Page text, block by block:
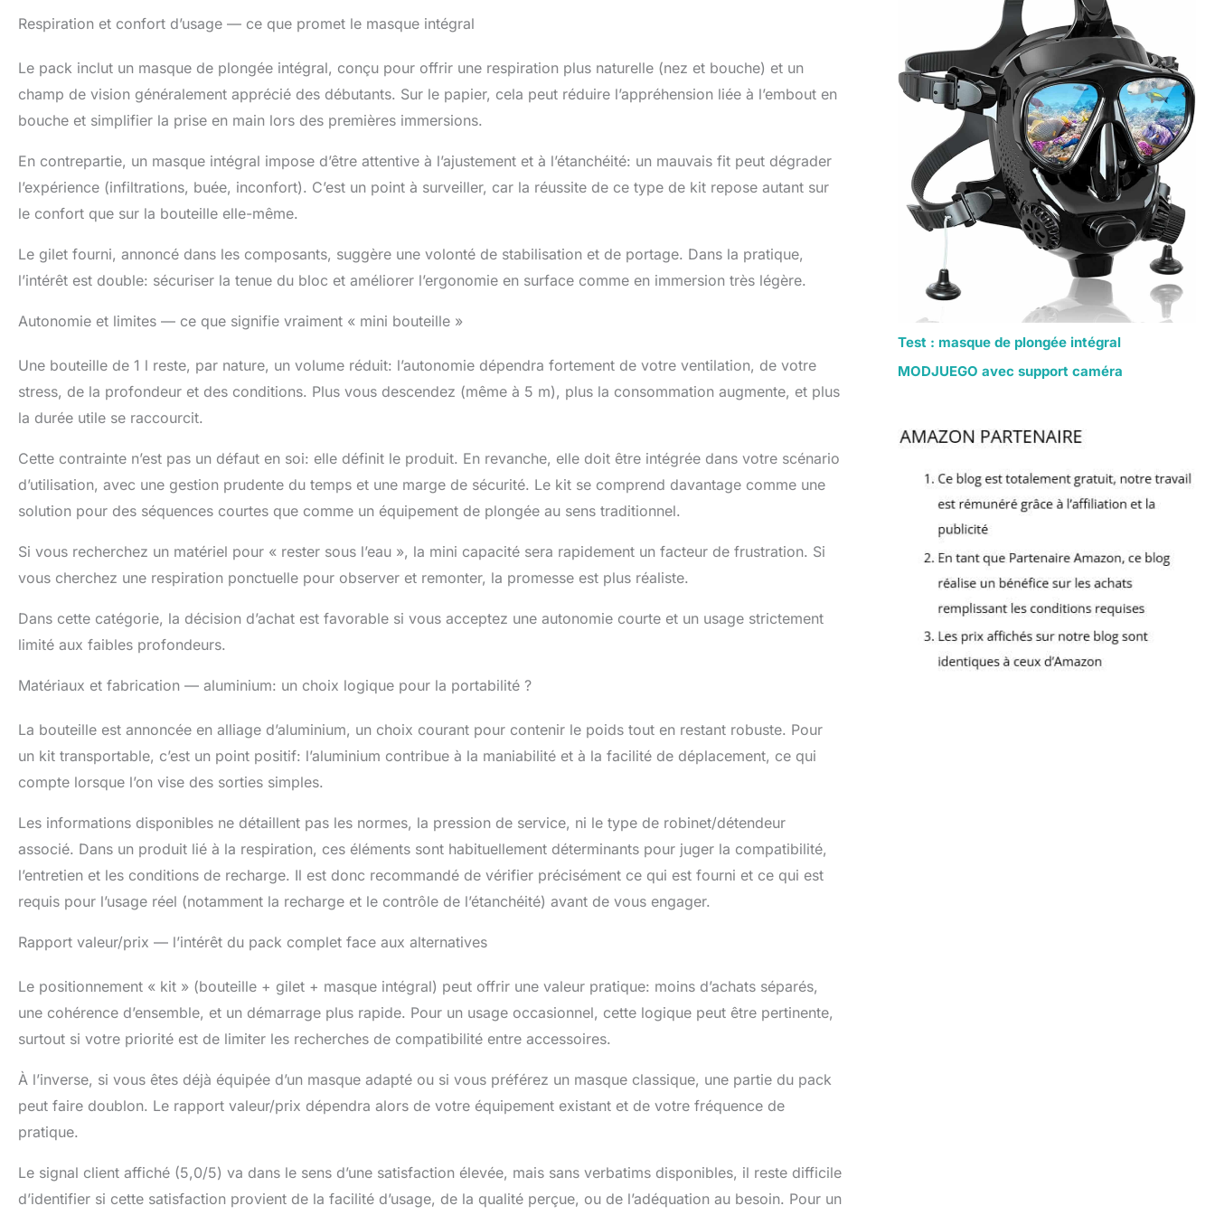
Respiration et confort d’usage — ce que promet le masque intégral
Le pack inclut un masque de plongée intégral, conçu pour offrir une respiration plus naturelle (nez et bouche) et un
champ de vision généralement apprécié des débutants. Sur le papier, cela peut réduire l’appréhension liée à l’embout en
bouche et simplifier la prise en main lors des premières immersions.
En contrepartie, un masque intégral impose d’être attentive à l’ajustement et à l’étanchéité: un mauvais fit peut dégrader
l’expérience (infiltrations, buée, inconfort). C’est un point à surveiller, car la réussite de ce type de kit repose autant sur
le confort que sur la bouteille elle-même.
Le gilet fourni, annoncé dans les composants, suggère une volonté de stabilisation et de portage. Dans la pratique,
l’intérêt est double: sécuriser la tenue du bloc et améliorer l’ergonomie en surface comme en immersion très légère.
Autonomie et limites — ce que signifie vraiment « mini bouteille »
Une bouteille de 1 l reste, par nature, un volume réduit: l’autonomie dépendra fortement de votre ventilation, de votre
stress, de la profondeur et des conditions. Plus vous descendez (même à 5 m), plus la consommation augmente, et plus
la durée utile se raccourcit.
Cette contrainte n’est pas un défaut en soi: elle définit le produit. En revanche, elle doit être intégrée dans votre scénario
d’utilisation, avec une gestion prudente du temps et une marge de sécurité. Le kit se comprend davantage comme une
solution pour des séquences courtes que comme un équipement de plongée au sens traditionnel.
Si vous recherchez un matériel pour « rester sous l’eau », la mini capacité sera rapidement un facteur de frustration. Si
vous cherchez une respiration ponctuelle pour observer et remonter, la promesse est plus réaliste.
Dans cette catégorie, la décision d’achat est favorable si vous acceptez une autonomie courte et un usage strictement
limité aux faibles profondeurs.
Matériaux et fabrication — aluminium: un choix logique pour la portabilité ?
La bouteille est annoncée en alliage d’aluminium, un choix courant pour contenir le poids tout en restant robuste. Pour
un kit transportable, c’est un point positif: l’aluminium contribue à la maniabilité et à la facilité de déplacement, ce qui
compte lorsque l’on vise des sorties simples.
Les informations disponibles ne détaillent pas les normes, la pression de service, ni le type de robinet/détendeur
associé. Dans un produit lié à la respiration, ces éléments sont habituellement déterminants pour juger la compatibilité,
l’entretien et les conditions de recharge. Il est donc recommandé de vérifier précisément ce qui est fourni et ce qui est
requis pour l’usage réel (notamment la recharge et le contrôle de l’étanchéité) avant de vous engager.
Rapport valeur/prix — l’intérêt du pack complet face aux alternatives
Le positionnement « kit » (bouteille + gilet + masque intégral) peut offrir une valeur pratique: moins d’achats séparés,
une cohérence d’ensemble, et un démarrage plus rapide. Pour un usage occasionnel, cette logique peut être pertinente,
surtout si votre priorité est de limiter les recherches de compatibilité entre accessoires.
À l’inverse, si vous êtes déjà équipée d’un masque adapté ou si vous préférez un masque classique, une partie du pack
peut faire doublon. Le rapport valeur/prix dépendra alors de votre équipement existant et de votre fréquence de
pratique.
Le signal client affiché (5,0/5) va dans le sens d’une satisfaction élevée, mais sans verbatims disponibles, il reste difficile
d’identifier si cette satisfaction provient de la facilité d’usage, de la qualité perçue, ou de l’adéquation au besoin. Pour un
Test : masque de plongée intégral
MODJUEGO avec support caméra